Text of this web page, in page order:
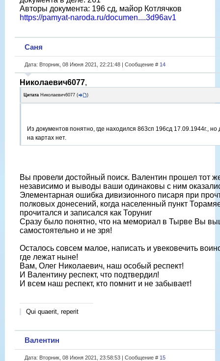
Авторы документа: 196 сд, майор Котлячков
https://pamyat-naroda.ru/documen....3d96av1
Саня
Дата: Вторник, 08 Июня 2021, 22:21:48 | Сообщение # 14
Николаевич6077,
Цитата Николаевич6077 ( )
Из документов понятно, где находился 863сп 196сд 17.09.1944г., но
на картах нет.
Вы провели достойный поиск. Валентин прошел тот
независимо и выводы ваши одинаковы с ним
Элементарная ошибка дивизионного писаря при
полковых донесений, когда населенный пункт
прочитался и записался как Торуниг
Сразу было понятно, что на мемориал в Тырве Вы
самостоятельно и не зря!
Осталось совсем малое, написать и увековечить
где лежат ныне!
Вам, Олег Николаевич, наш особый респект!
И Валентину респект, что подтвердил!
И всем наш респект, кто помнит и не забывает!
Qui quaerit, reperit
Валентин
Дата: Вторник, 08 Июня 2021, 23:58:53 | Сообщение # 15